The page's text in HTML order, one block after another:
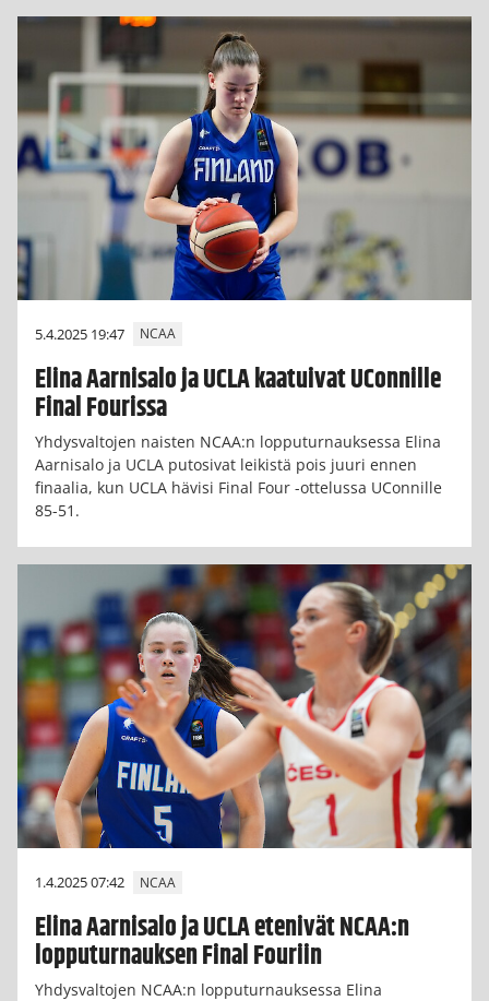
5.4.2025 19:47 NCAA
Elina Aarnisalo ja UCLA kaatuivat UConnille
Final Fourissa
Yhdysvaltojen naisten NCAA:n lopputurnauksessa Elina
Aarnisalo ja UCLA putosivat leikistä pois juuri ennen
finaalia, kun UCLA hävisi Final Four -ottelussa UConnille
85-51.
1.4.2025 07:42 NCAA
Elina Aarnisalo ja UCLA etenivät NCAA:n
lopputurnauksen Final Fouriin
Yhdysvaltojen NCAA:n lopputurnauksessa Elina